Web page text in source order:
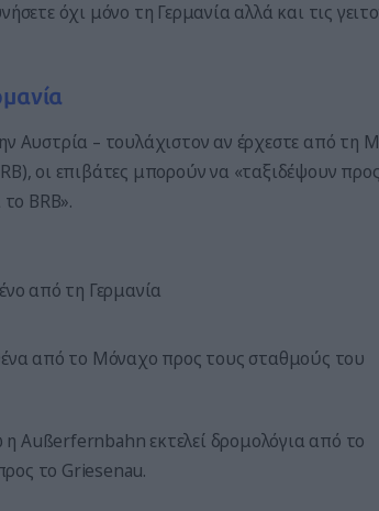
όχι μόνο τη Γερμανία αλλά και τις
Αυστρία – τουλάχιστον αν έρχεστε από τη
οι επιβάτες μπορούν να «ταξιδέψουν προς
BRB».
από τη Γερμανία
από το Μόναχο προς τους σταθμούς του
Außerfernbahn εκτελεί δρομολόγια από το
το Griesenau.